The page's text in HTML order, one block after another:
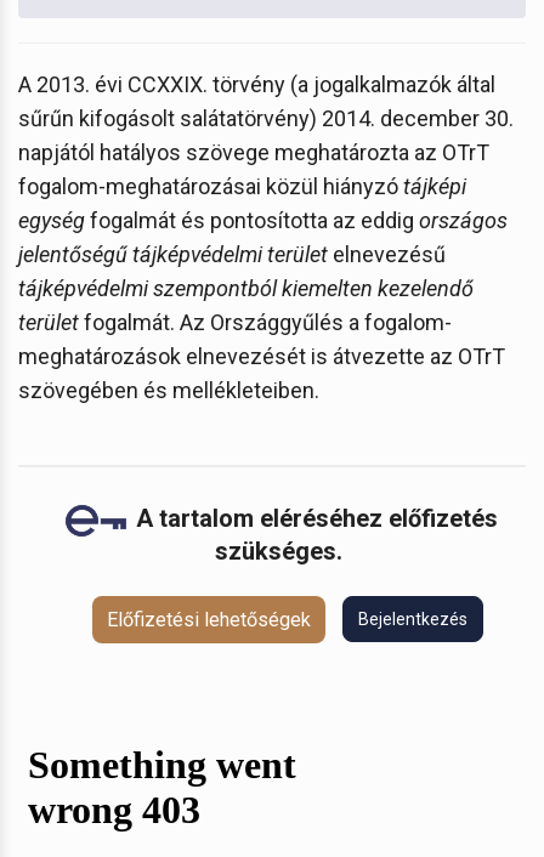
A 2013. évi CCXXIX. törvény (a jogalkalmazók által
sűrűn kifogásolt salátatörvény) 2014. december 30.
napjától hatályos szövege meghatározta az OTrT
fogalom-meghatározásai közül hiányzótájképi
egységfogalmát és pontosította az eddig országos
jelentőségű tájképvédelmi terület elnevezésű
tájképvédelmi szempontból kiemelten kezelendő
területfogalmát. Az Országgyűlés a fogalom-
meghatározások elnevezését is átvezette az OTrT
szövegében és mellékleteiben.
A tartalom eléréséhez előfizetés
szükséges.
Előfizetési lehetőségek Bejelentkezés